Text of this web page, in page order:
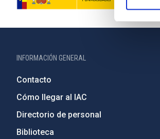
INFORMACIÓN GENERAL
Contacto
Cómo llegar al IAC
Directorio de personal
Biblioteca